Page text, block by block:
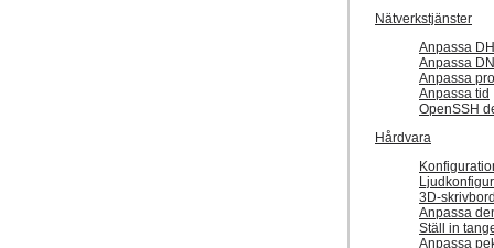
Nätverkstjänster
Anpassa
Anpassa
Anpassa
Anpassa tid
OpenSSH
Hårdvara
3D-
Anpassa
Ställ in
Anpassa